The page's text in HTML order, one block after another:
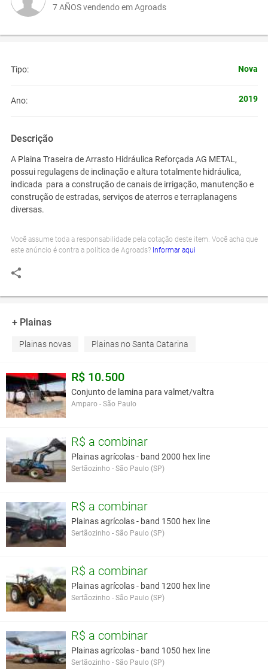
7 AÑOS vendendo em Agroads
Tipo: Nova
Ano: 2019
Descrição
A Plaina Traseira de Arrasto Hidráulica Reforçada AG METAL,
possui regulagens de inclinação e altura totalmente hidráulica,
indicada para a construção de canais de irrigação, manutenção e
construção de estradas, serviços de aterros e terraplanagens
diversas.
Você assume toda a responsabilidade pela cotação deste item. Você acha que
este anúncio é contra a política de Agroads? Informar aqui
+ Plainas
Plainas novas Plainas no Santa Catarina
R$ 10.500
Conjunto de lamina para valmet/valtra
Amparo - São Paulo
R$ a combinar
Plainas agrícolas - band 2000 hex line
Sertãozinho - São Paulo (SP)
R$ a combinar
Plainas agrícolas - band 1500 hex line
Sertãozinho - São Paulo (SP)
R$ a combinar
Plainas agrícolas - band 1200 hex line
Sertãozinho - São Paulo (SP)
R$ a combinar
Plainas agrícolas - band 1050 hex line
Sertãozinho - São Paulo (SP)